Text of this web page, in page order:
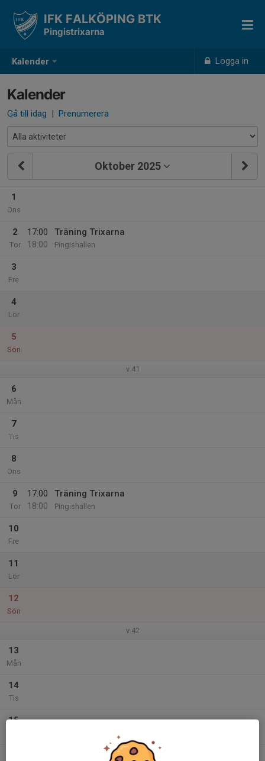
Kalender Logga in
IFK FALKÖPING BTK
Pingistrixarna
Kalender
Gå till idag | Prenumerera
Oktober 2025
1
Ons
2
Tor
17:00
18:00
Träning Trixarna
Pingishallen
3
Fre
4
Lör
5
Sön
v.41
6
Mån
7
Tis
8
Ons
9
Tor
17:00
18:00
Träning Trixarna
Pingishallen
10
Fre
11
Lör
12
Sön
v.42
13
Mån
14
Tis
15
Träning Trixarna